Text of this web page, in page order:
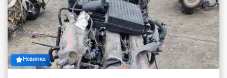
Новинка